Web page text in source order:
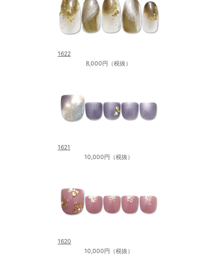
1622
8,000円（税抜）
1621
10,000円（税抜）
1620
10,000円（税抜）